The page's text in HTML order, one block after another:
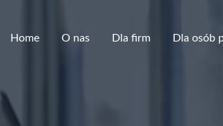
Home O nas Dla firm Dla osób